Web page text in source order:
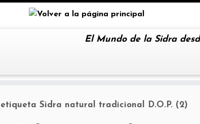
El Mundo de la Sidra
Sidra natural tradicional D.O.P. (2)